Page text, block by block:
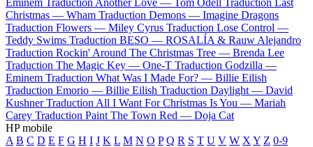
Christmas — Wham Traduction Demons — Imagine Dragons
Traduction Flowers — Miley Cyrus Traduction Lose Control —
Teddy Swims Traduction BESO — ROSALÍA & Rauw Alejandro
Traduction Rockin' Around The Christmas Tree — Brenda Lee
Traduction The Magic Key — One-T Traduction Godzilla —
Eminem Traduction What Was I Made For? — Billie Eilish
Traduction Emorio — Billie Eilish Traduction Daylight — David
Kushner Traduction All I Want For Christmas Is You — Mariah
Carey Traduction Paint The Town Red — Doja Cat
HP mobile
A B C D E F G H I J K L M N O P Q R S T U V W X Y Z 0-9